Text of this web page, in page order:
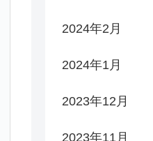
2024年2月
2024年1月
2023年12月
2023年11月